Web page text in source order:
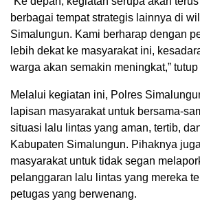
berbagai tempat strategis lainnya di
Simalungun. Kami berharap dengan
lebih dekat ke masyarakat ini,
warga akan semakin meningkat,” tutup
Melalui kegiatan ini, Polres
lapisan masyarakat untuk bersama-
situasi lalu lintas yang aman, tertib,
Kabupaten Simalungun. Pihaknya
masyarakat untuk tidak segan
pelanggaran lalu lintas yang mereka
petugas yang berwenang.